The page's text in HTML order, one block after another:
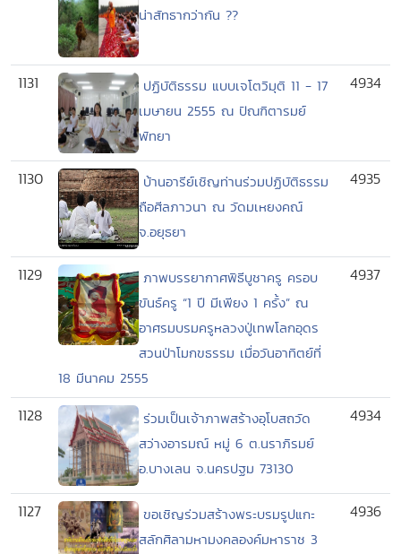
น่าสัทธากว่ากัน ??
1131
ปฏิบัติธรรม แบบเจโตวิมุติ 11 - 17
เมษายน 2555 ณ ปัณฑิตารมย์
พัทยา
4934
1130
บ้านอารีย์เชิญท่านร่วมปฏิบัติธรรม
ถือศีลภาวนา ณ วัดมเหยงคณ์
จ.อยุธยา
4935
1129
ภาพบรรยากาศพิธีบูชาครู ครอบ
ขันธ์ครู “1 ปี มีเพียง 1 ครั้ง” ณ
อาศรมบรมครูหลวงปู่เทพโลกอุดร
สวนป่าโมกขธรรม เมื่อวันอาทิตย์ที่
18 มีนาคม 2555
4937
1128
ร่วมเป็นเจ้าภาพสร้างอุโบสถวัด
สว่างอารมณ์ หมู่ 6 ต.นราภิรมย์
อ.บางเลน จ.นครปฐม 73130
4934
1127
ขอเชิญร่วมสร้างพระบรมรูปแกะ
สลักศิลามหามงคลองค์มหาราช 3
4936